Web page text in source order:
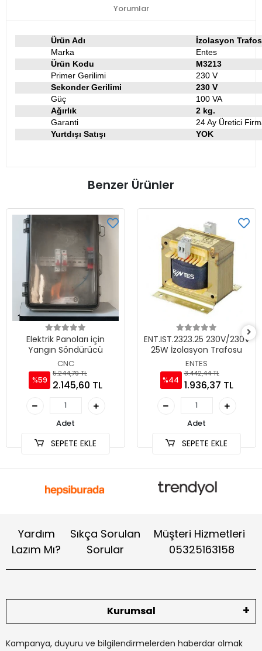
Yorumlar
Ürün Adı
İzolasyon
Marka
Entes
Ürün Kodu
M3213
Primer Gerilimi
230 V
Sekonder Gerilimi
230 V
Güç
100 VA
Ağırlık
2 kg.
Garanti
24 Ay Üretici
Yurtdışı Satışı
YOK
Benzer Ürünler
Elektrik Panoları için
Yangın Söndürücü
CNC
%59
5.244,79 TL
2.145,60 TL
Adet
SEPETE EKLE
ENT.IST.2323.25 230V/230V
25W İzolasyon Trafosu
ENTES
%44
3.442,44 TL
1.936,37 TL
Adet
SEPETE EKLE
Yardım
Lazım Mı?
Sıkça Sorulan
Sorular
Müşteri Hizmetleri
05325163158
Kurumsal
Kampanya, duyuru ve bilgilendirmelerden haberdar olmak